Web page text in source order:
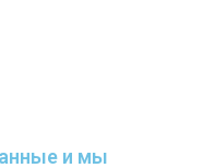
и мы